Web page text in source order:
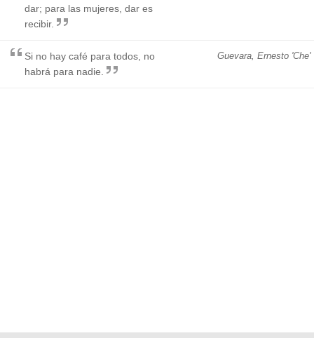
dar; para las mujeres, dar es
recibir.
Guevara, Ernesto 'Che'
Si no hay café para todos, no
habrá para nadie.